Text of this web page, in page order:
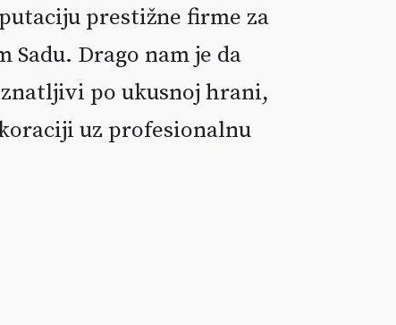
prestižne firme za
Sadu. Drago nam je da
po ukusnoj hrani,
uz profesionalnu